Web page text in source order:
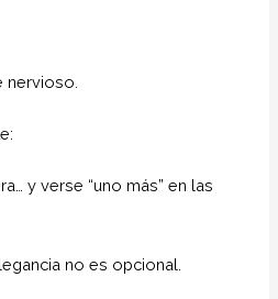
nervioso.
y verse “uno más” en las
no es opcional.